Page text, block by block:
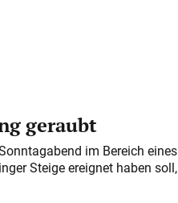
geraubt
im Bereich eines
Steige ereignet haben soll,